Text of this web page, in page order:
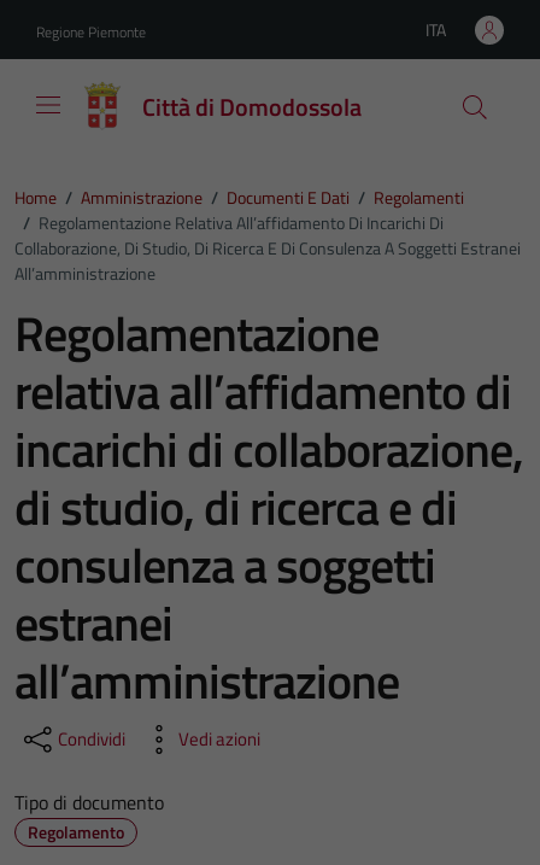
Regione Piemonte Lingua attiva:
ITA
Città di Domodossola
Home / Amministrazione / Documenti E Dati / Regolamenti
/ Regolamentazione Relativa All’affidamento Di Incarichi Di
Collaborazione, Di Studio, Di Ricerca E Di Consulenza A Soggetti Estranei
All’amministrazione
Regolamentazione
relativa all’affidamento di
incarichi di collaborazione,
di studio, di ricerca e di
consulenza a soggetti
estranei
all’amministrazione
Condividi Vedi azioni
Tipo di documento
Regolamento